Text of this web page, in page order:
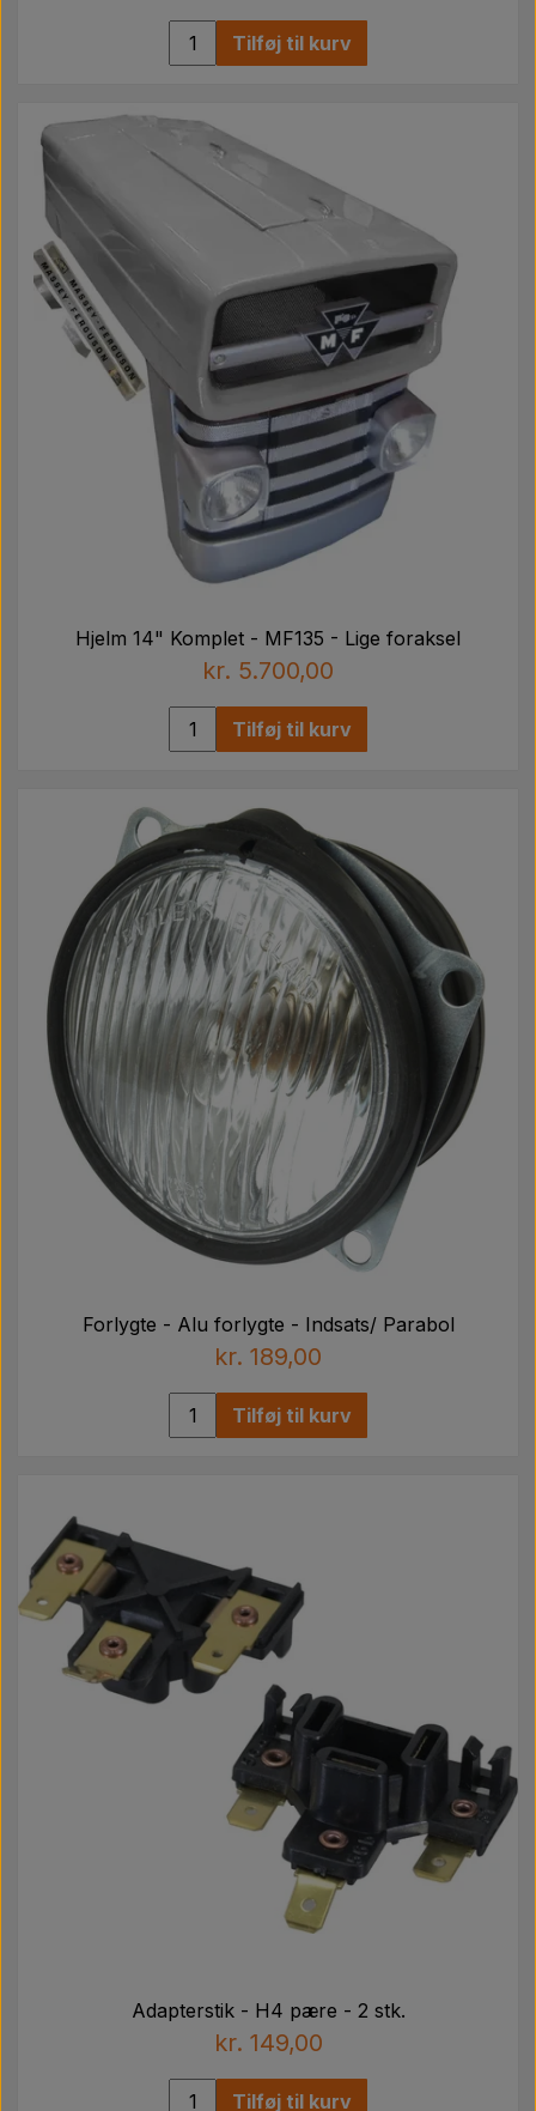
Tilføj til kurv
Hjelm 14" Komplet - MF135 - Lige foraksel
kr. 5.700,00
Tilføj til kurv
Forlygte - Alu forlygte - Indsats/ Parabol
kr. 189,00
Tilføj til kurv
Adapterstik - H4 pære - 2 stk.
kr. 149,00
Tilføj til kurv